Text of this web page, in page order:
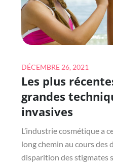
Posted
on
DÉCEMBRE 26, 2021
Les plus
grandes
invasives
L’industrie cosmétique a
long chemin au cours des
disparition des stigmates